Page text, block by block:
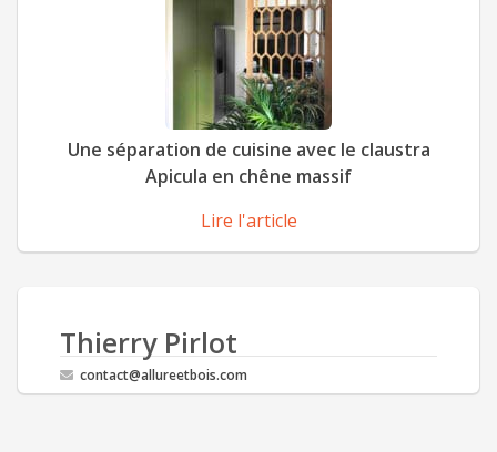
Une séparation de cuisine avec le claustra
Apicula en chêne massif
Lire l'article
Thierry Pirlot
contact@allureetbois.com